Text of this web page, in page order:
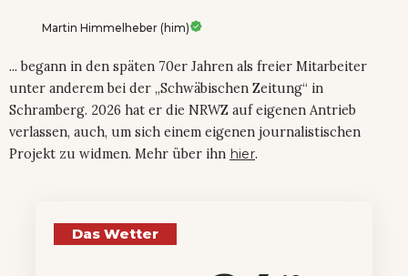
Martin Himmelheber (him)
... begann in den späten 70er Jahren als freier Mitarbeiter
unter anderem bei der „Schwäbischen Zeitung“ in
Schramberg. 2026 hat er die NRWZ auf eigenen Antrieb
verlassen, auch, um sich einem eigenen journalistischen
Projekt zu widmen. Mehr über ihn hier.
Das Wetter